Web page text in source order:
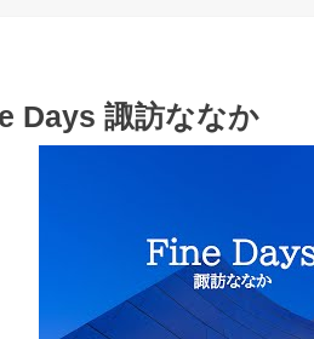
Days 諏訪ななか